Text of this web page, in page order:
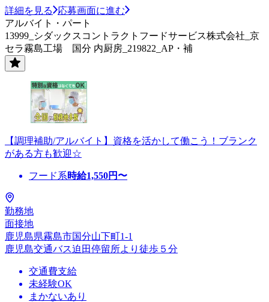
詳細を見る
応募画面に進む
アルバイト・パート
13999_シダックスコントラクトフードサービス株式会社_京
セラ霧島工場 国分 内厨房_219822_AP・補
【調理補助/アルバイト】資格を活かして働こう！ブランク
がある方も歓迎☆
フード系時給1,550円〜
勤務地
面接地
鹿児島県霧島市国分山下町1-1
鹿児島交通バス迫田停留所より徒歩５分
交通費支給
未経験OK
まかないあり